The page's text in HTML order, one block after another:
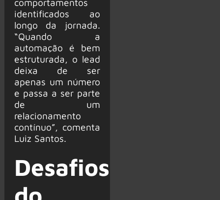
comportamentos
identificados ao
longo da jornada.
“Quando a
automação é bem
estruturada, o lead
deixa de ser
apenas um número
e passa a ser parte
de um
relacionamento
contínuo”, comenta
Luiz Santos.
Desafios